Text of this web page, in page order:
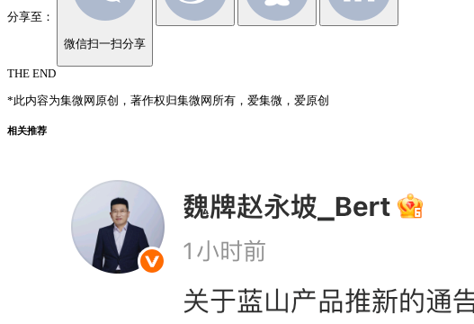
分享至：
微信扫一扫分享
THE END
*此内容为集微网原创，著作权归集微网所有，爱集微，爱原创
相关推荐